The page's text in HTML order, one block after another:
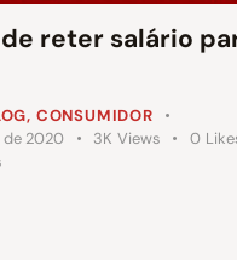
reter salário
, CONSUMIDOR
de 2020
3K Views 0